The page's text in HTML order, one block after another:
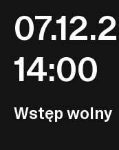
14:00
Wstęp wolny